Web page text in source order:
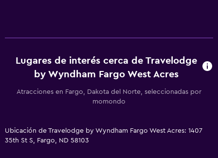
Lugares de interés cerca de Travelodge
by Wyndham Fargo West Acres
Atracciones en Fargo, Dakota del Norte, seleccionadas por
momondo
Ubicación de Travelodge by Wyndham Fargo West Acres: 1407
35th St S, Fargo, ND 58103